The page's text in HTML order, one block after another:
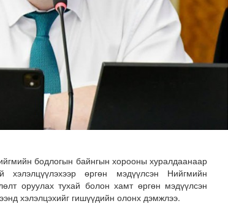
төгрөгөөр арвижлаа
бодлогын байнгын хорооны хуралдаанаар
хэлэлцүүлэхээр өргөн мэдүүлсэн Нийгмийн
оруулах тухай болон хамт өргөн мэдүүлсэн
хэлэлцэхийг гишүүдийн олонх дэмжлээ.